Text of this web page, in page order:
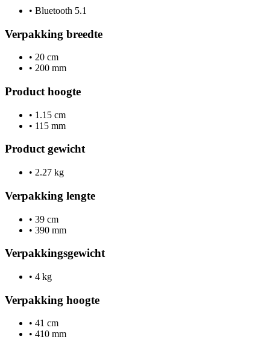
• Bluetooth 5.1
Verpakking breedte
• 20 cm
• 200 mm
Product hoogte
• 1.15 cm
• 115 mm
Product gewicht
• 2.27 kg
Verpakking lengte
• 39 cm
• 390 mm
Verpakkingsgewicht
• 4 kg
Verpakking hoogte
• 41 cm
• 410 mm